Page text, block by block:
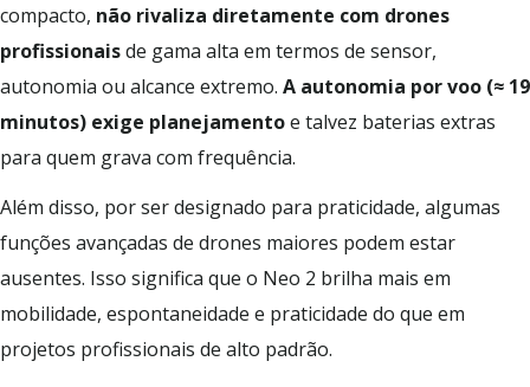
compacto, não rivaliza diretamente com drones
profissionaisde gama alta em termos de sensor,
autonomia ou alcance extremo. A autonomia por voo (≈ 19
minutos) exige planejamentoe talvez baterias extras
para quem grava com frequência.
Além disso, por ser designado para praticidade, algumas
funções avançadas de drones maiores podem estar
ausentes. Isso significa que o Neo 2 brilha mais em
mobilidade, espontaneidade e praticidade do que em
projetos profissionais de alto padrão.